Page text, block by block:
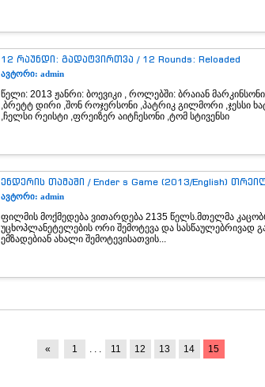
12 რაუნდი: გადატვირთვა / 12 Rounds: Reloaded
ავტორი: admin
წელი: 2013 ჟანრი: ბოევიკი , როლებში: ბრაიან
,ბრეტტ დირი ,შონ როჯერსონი ,პატრიკ გილმორი ,ჯესსი
,ჩელსი რეისტი ,ფრეიზერ აიტჩესონი ,ტომ სტივენსი
ენდერის თამაში / Ender s Game (2013/English)
ავტორი: admin
ფილმის მოქმედება ვითარდება 2135 წელს.მთელმა
უცხოპლანეტელების ორი შემოტევა და სასწაულებრივად
ემზადებიან ახალი შემოტევისათვის...
« 1 . . . 11 12 13 14 15